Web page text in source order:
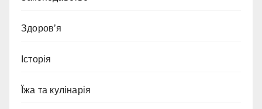
Здоров’я
Історія
Їжа та кулінарія